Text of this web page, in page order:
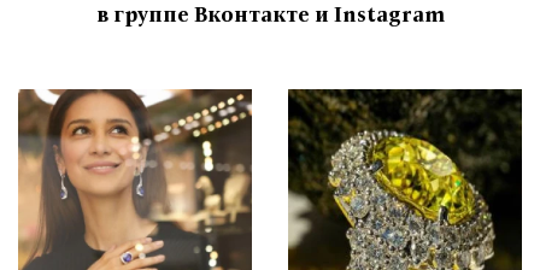
в группе Вконтакте и Instagram